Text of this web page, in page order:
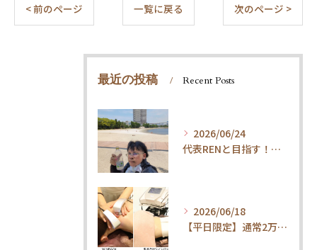
< 前のページ 一覧に戻る 次のページ >
最近の投稿 Recent Posts
2026/06/24
代表RENと目指す！内臓ケア×ウォーキングで叶える「疲れ知らずの健康体」
2026/06/18
【平日限定】通常2万円→1.5万円！整体×内臓ケアで代謝UP・体質改善コース